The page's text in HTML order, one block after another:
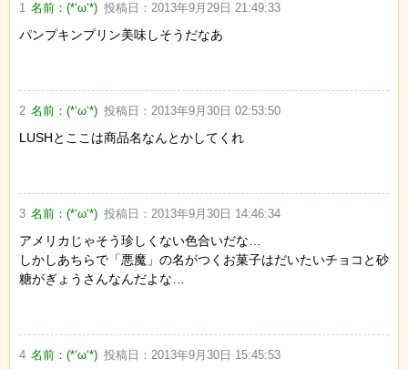
1 名前：(*‘ω‘*) 投稿日： 2013年9月29日 21:49:33
パンプキンプリン美味しそうだなあ
2 名前：(*‘ω‘*) 投稿日： 2013年9月30日 02:53:50
LUSHとここは商品名なんとかしてくれ
3 名前：(*‘ω‘*) 投稿日： 2013年9月30日 14:46:34
アメリカじゃそう珍しくない色合いだな…
しかしあちらで「悪魔」の名がつくお菓子はだいたいチョコと砂
糖がぎょうさんなんだよな…
4 名前：(*‘ω‘*) 投稿日： 2013年9月30日 15:45:53